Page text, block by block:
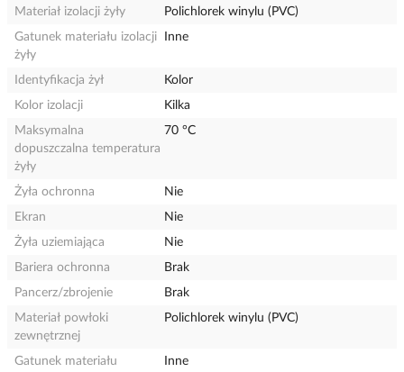
Materiał izolacji żyły
Polichlorek winylu (PVC)
Gatunek materiału izolacji
żyły
Inne
Identyfikacja żył
Kolor
Kolor izolacji
Kilka
Maksymalna
dopuszczalna temperatura
żyły
70 °C
Żyła ochronna
Nie
Ekran
Nie
Żyła uziemiająca
Nie
Bariera ochronna
Brak
Pancerz/zbrojenie
Brak
Materiał powłoki
zewnętrznej
Polichlorek winylu (PVC)
Gatunek materiału
Inne